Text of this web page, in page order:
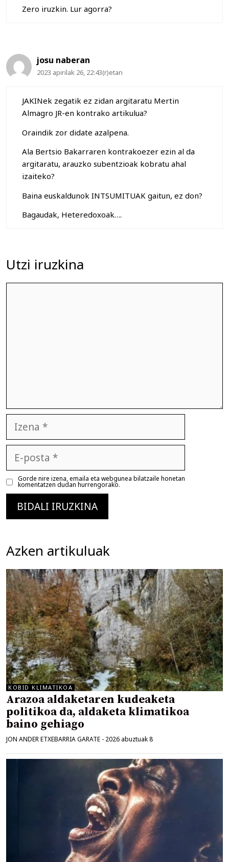
Zero iruzkin. Lur agorra?
josu naberan
2023 apirilak 26, 22:43(r)etan
JAKINek zegatik ez zidan argitaratu Mertin
Almagro JR-en kontrako artikulua?
Oraindik zor didate azalpena.
Ala Bertsio Bakarraren kontrakoezer ezin al da
argitaratu, arauzko subentzioak kobratu ahal
izaiteko?
Baina euskaldunok INTSUMITUAK gaitun, ez don?
Bagaudak, Heteredoxoak….
Utzi iruzkina
posta
Gorde nire izena, emaila eta webgunea bilatzaile honetan
komentatzen dudan hurrengorako.
Azken artikuluak
KOBID KLIMATIKOA
Arazoa aldaketaren kudeaketa
politikoa da, aldaketa klimatikoa
baino gehiago
JON ANDER ETXEBARRIA GARATE - 2026 abuztuak 8